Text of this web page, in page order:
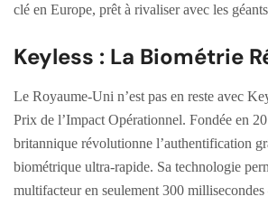
clé en Europe, prêt à rivaliser avec les
Keyless : La Biométrie
Le Royaume-Uni n’est pas en reste avec
Prix de l’Impact Opérationnel. Fondée en
britannique révolutionne l’authentification
biométrique ultra-rapide. Sa technologie
multifacteur en seulement 300